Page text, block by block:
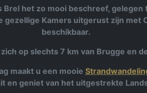
Brel het zo mooi beschreef,
Kamers uitgerust zijn met
beschikbaar.
op slechts 7 km van Brugge en
maakt u een mooie
en geniet van het uitgestrekte